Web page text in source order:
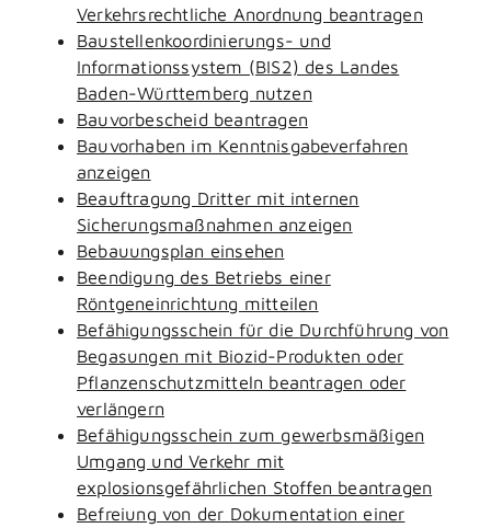
Verkehrsrechtliche Anordnung beantragen
Baustellenkoordinierungs- und
Informationssystem (BIS2) des Landes
Baden-Württemberg nutzen
Bauvorbescheid beantragen
Bauvorhaben im Kenntnisgabeverfahren
anzeigen
Beauftragung Dritter mit internen
Sicherungsmaßnahmen anzeigen
Bebauungsplan einsehen
Beendigung des Betriebs einer
Röntgeneinrichtung mitteilen
Befähigungsschein für die Durchführung von
Begasungen mit Biozid-Produkten oder
Pflanzenschutzmitteln beantragen oder
verlängern
Befähigungsschein zum gewerbsmäßigen
Umgang und Verkehr mit
explosionsgefährlichen Stoffen beantragen
Befreiung von der Dokumentation einer